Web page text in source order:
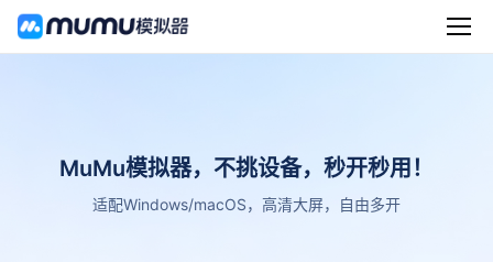
MuMu模拟器，不挑设备，秒开秒用！
适配Windows/macOS，高清大屏，自由多开